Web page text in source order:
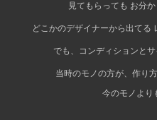
見てもらっても お分かり
どこかのデザイナーから出て
でも、コンディショ
当時のモノの方が、作り方や素
今のモノよりも、断然